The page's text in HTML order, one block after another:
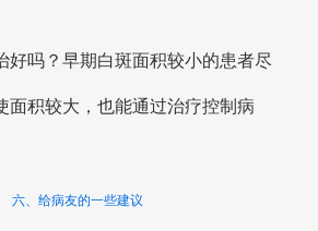
好吗？早期白斑面积较小的患者尽
面积较大，也能通过治疗控制病
六、给病友的一些建议